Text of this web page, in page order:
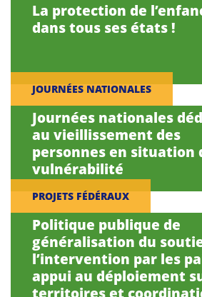
La protection de
dans tous ses états !
JOURNÉES NATIONALES
Journées nationales
au vieillissement des
personnes en situation
vulnérabilité
PROJETS FÉDÉRAUX
Politique publique de
généralisation du
l’intervention par les
appui au déploiement